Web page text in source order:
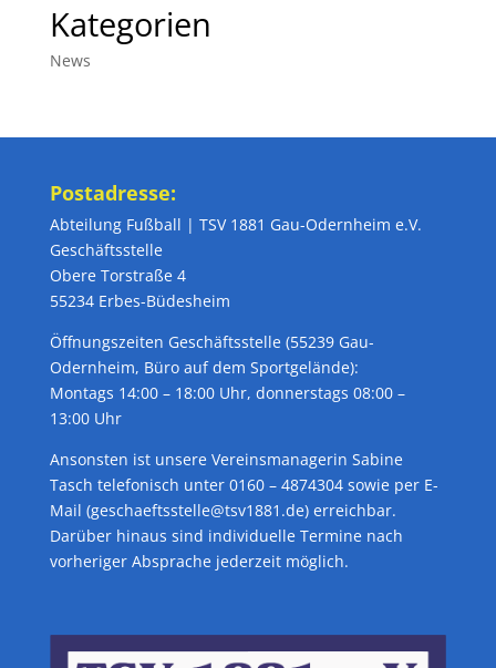
Kategorien
News
Postadresse:
Abteilung Fußball | TSV 1881 Gau-Odernheim e.V.
Geschäftsstelle
Obere Torstraße 4
55234 Erbes-Büdesheim
Öffnungszeiten Geschäftsstelle (55239 Gau-
Odernheim, Büro auf dem Sportgelände):
Montags 14:00 – 18:00 Uhr, donnerstags 08:00 –
13:00 Uhr
Ansonsten ist unsere Vereinsmanagerin Sabine
Tasch telefonisch unter 0160 – 4874304 sowie per E-
Mail (geschaeftsstelle@tsv1881.de) erreichbar.
Darüber hinaus sind individuelle Termine nach
vorheriger Absprache jederzeit möglich.